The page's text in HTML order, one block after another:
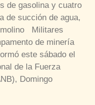
de gasolina y cuatro
de succión de agua,
molino Militares
de minería
este sábado el
de la Fuerza
Domingo